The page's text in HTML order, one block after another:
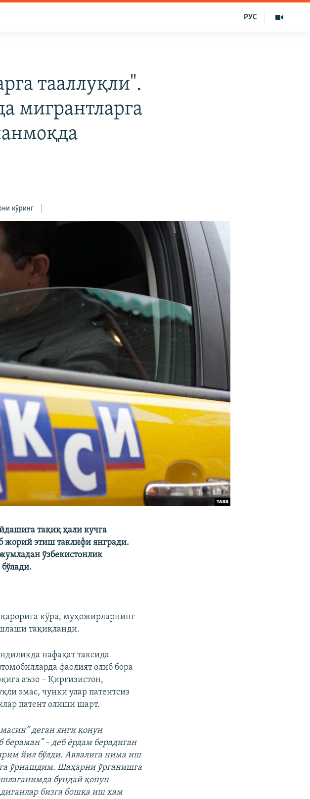
РУС
тааллуқли".
мигрантларга
кўринг
тақиқ ҳали кучга
жорий этиш таклифи янгради.
ўзбекистонлик
кўра, муҳожирларнинг
тақиқланди.
нафақат таксида
фаолият олиб бора
аъзо – Қирғизистон,
эмас, чунки улар патентсиз
патент олиши шарт.
деган янги қонун
– деб ёрдам берадиган
йил бўлди. Аввалига нима иш
ўрнашдим. Шаҳарни ўрганишга
бундай қонун
бизга бошқа иш ҳам